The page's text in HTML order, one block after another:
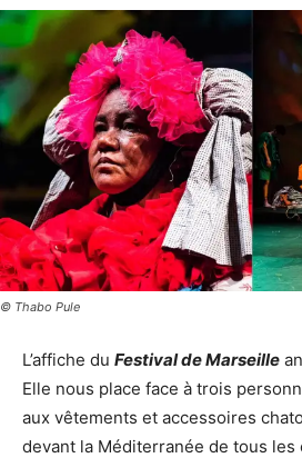
© Thabo Pule
L’affiche du Festival de Marseille
Elle nous place face à trois
aux vêtements et accessoires
devant la Méditerranée de tous les